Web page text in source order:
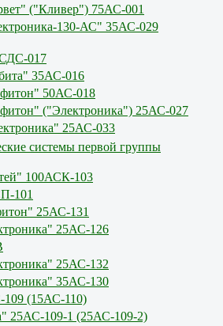
("Кливер") 75АС-001
130-АС" 35АС-029
017
35АС-016
50АС-018
("Электроника") 25АС-027
25АС-033
системы первой группы
100АСК-103
101
25АС-131
25АС-126
25АС-132
35АС-130
109 (15АС-110)
25АС-109-1 (25АС-109-2)